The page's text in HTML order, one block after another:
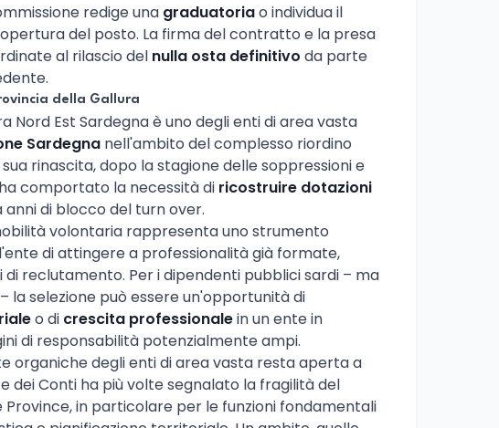
redige una graduatoriao individua il
del posto. La firma del contratto e la presa
al rilascio del nulla osta definitivo da parte
della Gallura
Nord Est Sardegna è uno degli enti di area vasta
Sardegna nell'ambito del complesso riordino
rinascita, dopo la stagione delle soppressioni e
comportato la necessità di ricostruire dotazioni
anni di blocco del turn over.
volontaria rappresenta uno strumento
di attingere a professionalità già formate,
reclutamento. Per i dipendenti pubblici sardi – ma
la selezione può essere un'opportunità di
o di crescita professionalein un ente in
di responsabilità potenzialmente ampi.
organiche degli enti di area vasta resta aperta a
dei Conti ha più volte segnalato la fragilità del
in particolare per le funzioni fondamentali